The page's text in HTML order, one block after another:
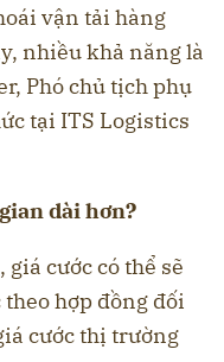
vận tải hàng
nhiều khả năng là
Phó chủ tịch phụ
tại ITS Logistics
dài hơn?
cước có thể sẽ
hợp đồng đối
cước thị trường